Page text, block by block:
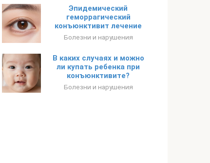
Эпидемический
геморрагический
конъюнктивит лечение
Болезни и нарушения
В каких случаях и можно
ли купать ребенка при
конъюнктивите?
Болезни и нарушения